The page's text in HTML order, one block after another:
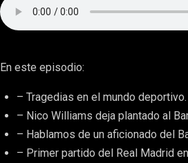
En este episodio:
– Tragedias en el mundo deportivo.
– Nico Williams deja plantado al
– Hablamos de un aficionado del
– Primer partido del Real Madrid